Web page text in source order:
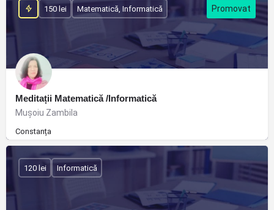
Meditații Matematică /Informatică
Muşoiu Zambila
Constanța
150 lei Matematică, Informatică
120 lei Informatică